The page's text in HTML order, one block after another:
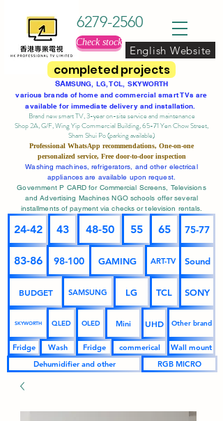
completed projects
6279-2560
Check stock
English Website
SAMSUNG, LG, TCL, SKYWORTH
various brands of home and commercial smart TVs are
available for immediate delivery and installation.
Brand new smart TV, 3-year on-site serviceand maintenance
Shop 2A, G/F, Wing Yip Commercial Building, 65-71 Yen Chow Street,
Sham Shui Po (parking available)
Professional WhatsApp recommendations, One-on-one
personalized service, Free door-to-door inspection
Washing machines, refrigerators, and other electrical
appliances are available upon request.
Government P CARD for Commercial Screens, Televisions
and Advertising Machines NGO schools offer several
installments of payment via checks or television rentals.
24-42 43 48-50 55 65 75-77
83-86 98-100 GAMING ART-TV Sound
BUDGET SAMSUNG LG TCL SONY
SKYWORTH QLED OLED Mini UHD Other brand
Fridge Wash Fridge commerical
Wall mount
Dehumidifier and other
RGB MICRO